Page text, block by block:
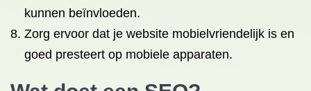
kunnen beïnvloeden.
Zorg ervoor dat je website mobielvriendelijk is en
goed presteert op mobiele apparaten.